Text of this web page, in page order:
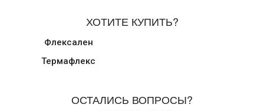
ХОТИТЕ КУПИТЬ?
Флексален
Термафлекс
ОСТАЛИСЬ ВОПРОСЫ?